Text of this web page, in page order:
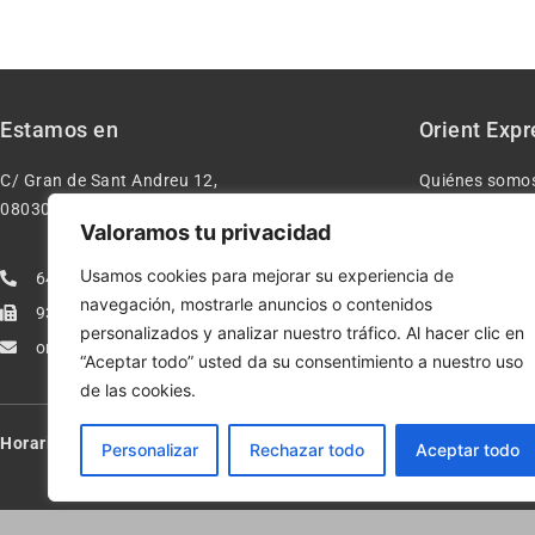
Valoramos tu privacidad
Usamos cookies para mejorar su experiencia de
navegación, mostrarle anuncios o contenidos
personalizados y analizar nuestro tráfico. Al hacer clic en
“Aceptar todo” usted da su consentimiento a nuestro uso
de las cookies.
Personalizar Rechazar todo Aceptar todo
Estamos en
C/ Gran de Sant Andreu 12,
08030 – Barcelona España
640277962
933113005
orientexpressmodelismo@gmail.com
Orient
Quiénes
Condiciones
Política de
Política de
Horario: Lun-Vie de 10:00-13:30 y 17:00-20:00 – Sáb de 10:00-13:30